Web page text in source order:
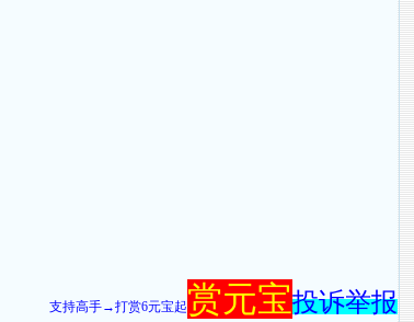
支持高手→打赏6元宝起赏元宝投诉举报